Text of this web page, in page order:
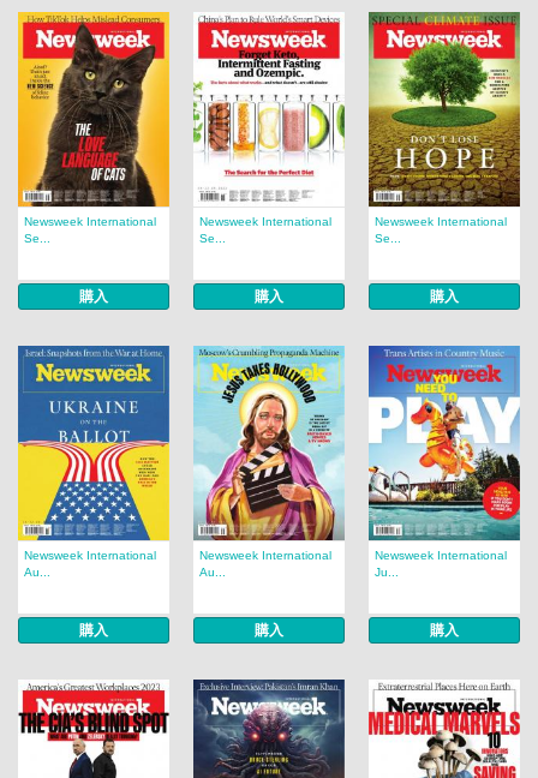
Newsweek International
Se...
購入
Newsweek International
Se...
購入
Newsweek International
Se...
購入
Newsweek International
Au...
購入
Newsweek International
Au...
購入
Newsweek International
Ju...
購入